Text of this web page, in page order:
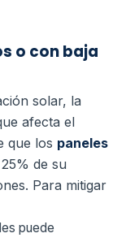
o con baja
solar, la
afecta el
que los paneles
de su
Para mitigar
puede